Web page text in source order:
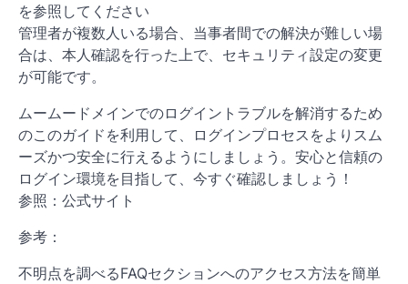
を参照してください
管理者が複数人いる場合、当事者間での解決が難しい場
合は、本人確認を行った上で、セキュリティ設定の変更
が可能です。
ムームードメインでのログイントラブルを解消するため
のこのガイドを利用して、ログインプロセスをよりスム
ーズかつ安全に行えるようにしましょう。安心と信頼の
ログイン環境を目指して、今すぐ確認しましょう！
参照：公式サイト
参考：
不明点を調べるFAQセクションへのアクセス方法を簡単